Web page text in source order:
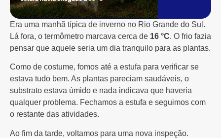
Era uma manhã típica de inverno no Rio Grande do Sul.
Lá fora, o termômetro marcava cerca de 16 °C. O frio fazia
pensar que aquele seria um dia tranquilo para as plantas.
Como de costume, fomos até a estufa para verificar se
estava tudo bem. As plantas pareciam saudáveis, o
substrato estava úmido e nada indicava que haveria
qualquer problema. Fechamos a estufa e seguimos com
o restante das atividades.
Ao fim da tarde, voltamos para uma nova inspeção.